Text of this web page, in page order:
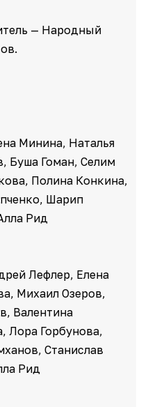
— Народный
Минина, Наталья
Буша Гоман, Селим
Полина Конкина,
Шарип
Рид
Лефлер, Елена
Михаил Озеров,
Валентина
Лора Горбунова,
Станислав
Рид